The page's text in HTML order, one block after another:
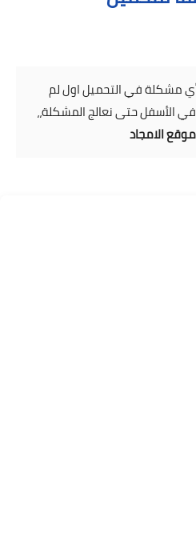
مشكلة في التحميل اول لم
الأسفل حتى نعالج المشكلة،،
موقع الامجاد